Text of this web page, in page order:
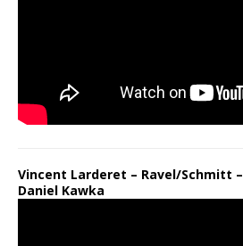
Vincent Larderet – Ravel/Schmitt
Daniel Kawka